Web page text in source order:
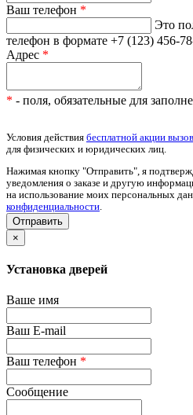
Ваш телефон *
Это
телефон в формате +7 (123) 456-
Адрес *
* - поля, обязательные для
Условия действия бесплатной акции
для физических и юридических лиц.
Нажимая кнопку "Отправить", я
уведомления о заказе и другую
на использование моих персональных
конфиденциальности
×
Установка дверей
Ваше имя
Ваш E-mail
Ваш телефон *
Сообщение